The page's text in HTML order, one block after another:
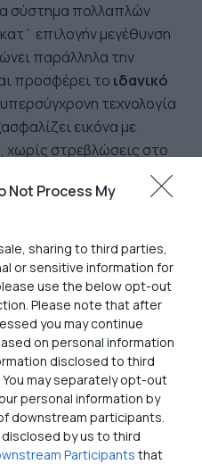
Not Process My
sharing to third parties,
or sensitive information for
use the below opt-out
Please note that after
you may continue
on personal information
disclosed to third
may separately opt-out
personal information by
downstream participants.
by us to third
Participants that
σύστημα πολλαπλών
επιλογήν μεγέθυνση
παράλληλα την
προσφέρει το ιδανικό
τεχνολογία
εικόνα με
στρεβλώσεις στο
οξύτητα και ανάλυση.